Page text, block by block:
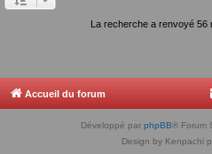
La recherche a renvoyé 56
Accueil du forum
Développé par phpBB® Forum
Design by Kenpachi